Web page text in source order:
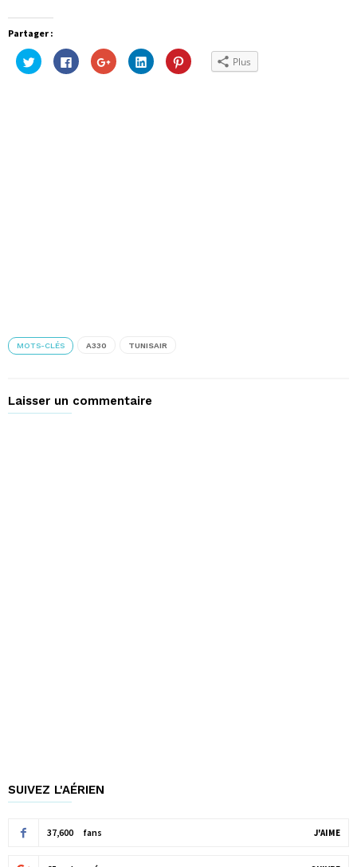
Partager :
Cliquez
pour
partager
Cliquez
pour
partager
Cliquez
pour
partager
Cliquez
pour
partager
Cliquez
pour Plus
MOTS-CLÉS A330 TUNISAIR
Laisser un commentaire
SUIVEZ L'AÉRIEN
37,600 fans J'AIME